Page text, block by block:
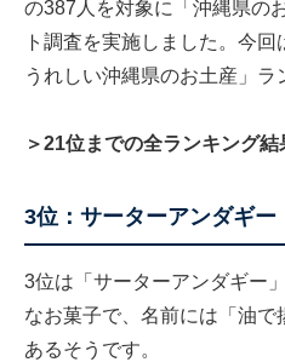
の387人を対象に「沖縄県の
ト調査を実施しました。今
うれしい沖縄県のお土産」ラ
＞21位までの全ランキング結
3位：サーターアンダギー
3位は「サーターアンダギー
なお菓子で、名前には「油
あるそうです。